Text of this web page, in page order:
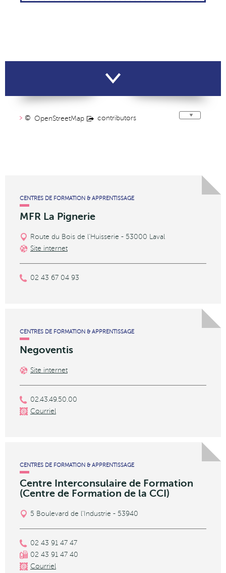
© OpenStreetMap contributors
CENTRES DE FORMATION & APPRENTISSAGE
MFR La Pignerie
Route du Bois de l'Huisserie - 53000 Laval
Site internet
02 43 67 04 93
CENTRES DE FORMATION & APPRENTISSAGE
Negoventis
Site internet
02.43.49.50.00
Courriel
CENTRES DE FORMATION & APPRENTISSAGE
Centre Interconsulaire de Formation
(Centre de Formation de la CCI)
5 Boulevard de l'Industrie - 53940
02 43 91 47 47
02 43 91 47 40
Courriel